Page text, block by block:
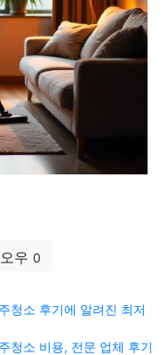
우 0
청소 후기에 알려진 최저
청소 비용, 전문 업체 후기